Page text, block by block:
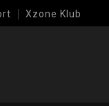
Xzone Klub